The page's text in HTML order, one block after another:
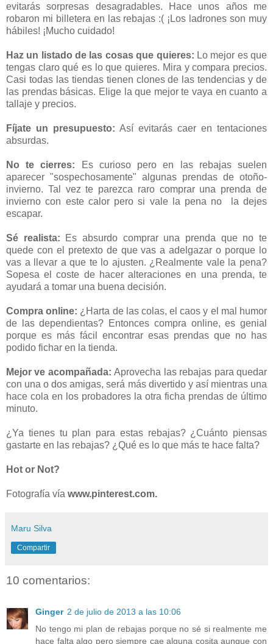
evitarás sorpresas desagradables. Hace unos años me
robaron mi billetera en las rebajas :( ¡Los ladrones son muy
hábiles! ¡Mucho cuidado!
Haz un listado de las cosas que quieres: Lo mejor es que
tengas claro qué es lo que quieres. Mira y compara precios.
Casi todas las tiendas tienen clones de las tendencias y de
las prendas básicas. Elige la que mejor te vaya en cuanto a
tallaje y precios.
Fíjate un presupuesto: Así evitarás caer en tentaciones
absurdas.
No te cierres: Es curioso pero en las rebajas suelen
aparecer "sospechosamente" algunas prendas de otoño-
invierno. Tal vez te parezca raro comprar una prenda de
invierno con este calor pero si vale la pena no la dejes
escapar.
Sé realista: Es absurdo comprar una prenda que no te
quede con el pretexto de que vas a adelgazar o porque lo
vas a llevar a que te lo ajusten. ¿Realmente vale la pena?
Sopesa el coste de hacer alteraciones en una prenda, te
ayudará a tomar una buena decisión.
Compra online: ¿Harta de las colas, el caos y el mal humor
de las dependientas? Entonces compra online, es genial
porque es más fácil encontrar esas prendas que no has
podido fichar en la tienda.
Mejor ve acompañada:Aprovecha las rebajas para quedar
con una o dos amigas, será más divertido y así mientras una
hace cola en los probadores la otra ficha prendas de último
minuto.
¿Ya tienes tu plan para estas rebajas? ¿Cuánto piensas
gastarte en las rebajas? ¿Qué es lo que más te hace falta?
Hot or Not?
Fotografía vía www.pinterest.com.
Maru Silva
Compartir
10 comentarios:
Ginger 2 de julio de 2013 a las 10:06
No tengo mi plan de rebajas porque no sé si realmente me
hace falta algo pero siempre cae alguna cosita aunque con